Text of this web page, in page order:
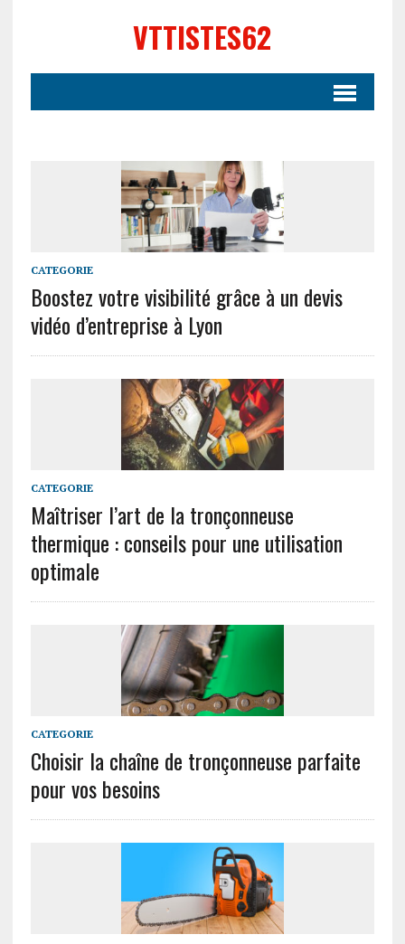
VTTISTES62
CATEGORIE
Boostez votre visibilité grâce à un devis
vidéo d’entreprise à Lyon
CATEGORIE
Maîtriser l’art de la tronçonneuse
thermique : conseils pour une utilisation
optimale
CATEGORIE
Choisir la chaîne de tronçonneuse parfaite
pour vos besoins